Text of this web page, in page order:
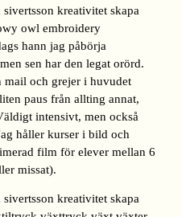
hann jag påbörja
sen har den legat orörd.
mail och grejer i huvudet
paus från allting annat,
intensivt, men också
håller kurser i bild och
film för elever mellan 6
missat).